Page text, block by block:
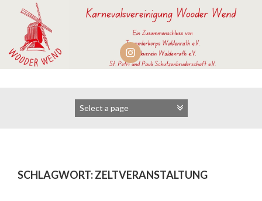
springen
SCHLAGWORT:ZELTVERANSTALTUNG